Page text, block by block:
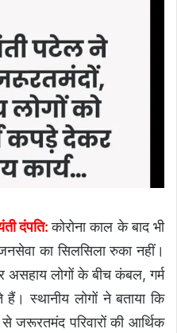
दंपति:कोरोना काल के बाद भी
का सिलसिला रुका नहीं।
असहाय लोगों के बीच कंबल, गर्म
स्थानीय लोगों ने बताया कि
जरूरतमंद परिवारों की आर्थिक